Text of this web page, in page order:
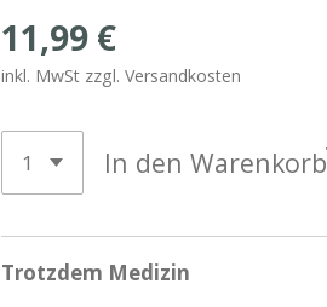
11,99 €
inkl. MwSt zzgl. Versandkosten
In den Warenkorb
Trotzdem Medizin